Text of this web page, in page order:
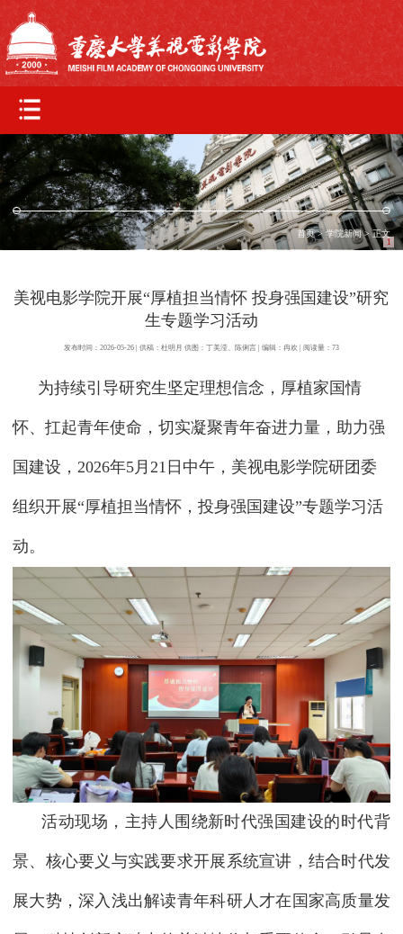
1
首页> 学院新闻> 正文
美视电影学院开展“厚植担当情怀 投身强国建设”研究
生专题学习活动
发布时间：2026-05-26 | 供稿：杜明月 供图：丁美滢、陈俐言 | 编辑：冉欢 | 阅读量： 73
为持续引导研究生坚定理想信念，厚植家国情
怀、扛起青年使命，切实凝聚青年奋进力量，助力强
国建设，2026年5月21日中午，美视电影学院研团委
组织开展“厚植担当情怀，投身强国建设”专题学习活
动。
活动现场，主持人围绕新时代强国建设的时代背
景、核心要义与实践要求开展系统宣讲，结合时代发
展大势，深入浅出解读青年科研人才在国家高质量发